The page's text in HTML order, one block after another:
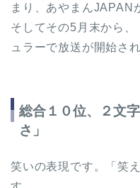
まり、あやまんJAPAN
そしてその5月末から
ュラーで放送が開始さ
総合１０位、２文
さ」
笑いの表現です。「笑